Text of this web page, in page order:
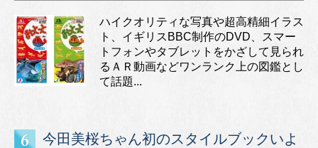
ハイクオリティな写真や超高精細イラス
ト、イギリスBBC制作のDVD、スマー
トフォンやタブレットをかざして見られ
るＡＲ動画などワンランク上の図鑑とし
て話題...
今田美桜ちゃん初のスタイルブックいよ